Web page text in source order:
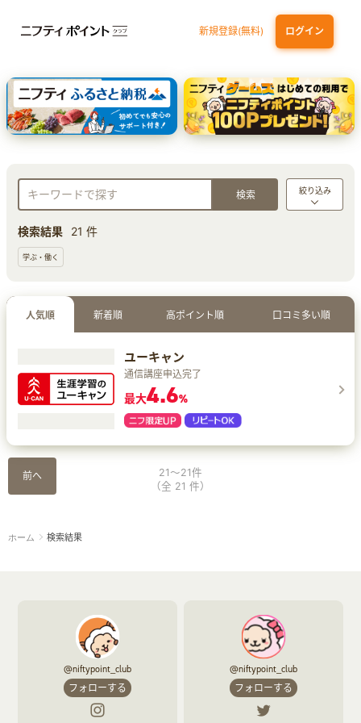
新規登録(無料) ログイン
dカード 九州カードNEXT JCB ORIGINAL SERIES：JCBカード S
三井住友カード ゴールド（NL）（家族カード発行）
【実質初月無料】DMM | Disney+(ディズニープラス) セットプラン
絞り込み
検索結果 21 件
学ぶ・働く
人気順 新着順 高ポイント順 口コミ多い順
ユーキャン
通信講座申込完了
最大4.6%
前へ
21～21件
（全 21 件）
ホーム 検索結果
@niftypoint_club
フォローする
@niftypoint_club
フォローする